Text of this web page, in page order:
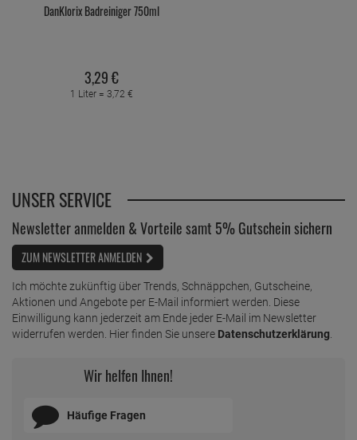
DanKlorix Badreiniger 750ml
3,29€
1 Liter = 3,72 €
UNSER SERVICE
Newsletter anmelden & Vorteile samt 5% Gutschein sichern
ZUM NEWSLETTER ANMELDEN
Ich möchte zukünftig über Trends, Schnäppchen, Gutscheine,
Aktionen und Angebote per E-Mail informiert werden. Diese
Einwilligung kann jederzeit am Ende jeder E-Mail im Newsletter
widerrufen werden. Hier finden Sie unsere Datenschutzerklärung.
Wir helfen Ihnen!
Häufige Fragen